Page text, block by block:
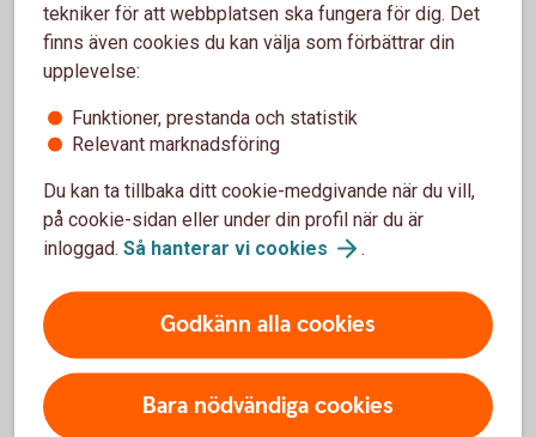
Premiepension – en del av
Allmän pension är pensionen du får från staten om
inom allmän pension är inkomstpension,
premiepension och garantipension (om du inte haft
någon, eller låg, inkomst). Läs mer om allmän
pension.
Allmän
tekniker för att webbplatsen ska fungera för dig. Det
finns även cookies du kan välja som förbättrar din
upplevelse:
Funktioner, prestanda och statistik
Relevant marknadsföring
Du kan ta tillbaka ditt cookie-medgivande när du vill,
på cookie-sidan eller under din profil när du är
inloggad. Så hanterar vi cookies .
Godkänn alla cookies
Bara nödvändiga cookies